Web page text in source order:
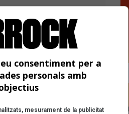
consentiment per a
personals amb
mesurament de la publicitat